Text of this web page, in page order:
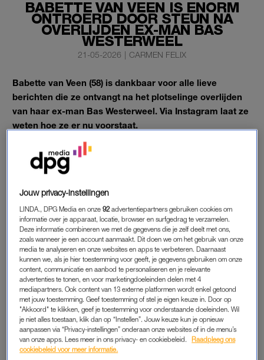
BABETTE VAN VEEN IS ENORM
ONTROERD DOOR STEUN NA
OVERLIJDEN EX-MAN BAS
WESTERWEEL
21-05-2026 | CARMEN FELIX
Babette van Veen (58) is dankbaar voor alle lieve
berichten die ze ontvangt na het plotselinge overlijden
van haar ex-man Bas Westerweel. Via Instagram laat ze
weten hoe ze er nu voorstaat.
De programmamaker werd vrijdag, daags voor zijn 63e
verjaardag, levenloos aangetroffen in zijn woning in Enschede.
Sindsdien stromen de steunbetuigingen binnen en dat raakt
Jouw privacy-instellingen
LINDA., DPG Media en onze92 advertentiepartners gebruiken cookies om
informatie over je apparaat, locatie, browser en surfgedrag te verzamelen.
Deze informatie combineren we met de gegevens die je zelf deelt met ons,
zoals wanneer je een account aanmaakt. Dit doen we om het gebruik van onze
media te analyseren en onze websites en apps te verbeteren. Daarnaast
kunnen we, als je hier toestemming voor geeft, je gegevens gebruiken om onze
content, communicatie en aanbod te personaliseren en je relevante
advertenties te tonen, en voor marketingdoeleinden delen met 4
mediapartners. Ook content van 13 externe platformen wordt enkel getoond
met jouw toestemming. Geef toestemming of stel je eigen keuze in. Door op
"Akkoord" te klikken, geef je toestemming voor onderstaande doeleinden. Wil
je niet alles toestaan, klik dan op “Instellen”. Jouw keuze kun je opnieuw
aanpassen via “Privacy-instellingen” onderaan onze websites of in de menu’s
van onze apps. Lees meer in ons privacy- en cookiebeleid.
Raadpleeg ons
cookiebeleid voor meer informatie.